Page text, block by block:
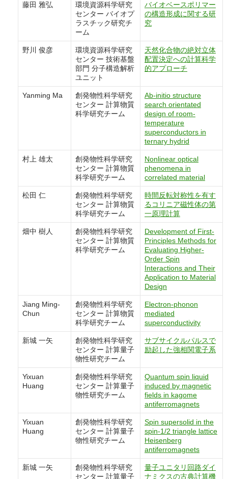
藤田 雅弘
環境資源科学研究
センター バイオプ
ラスチック研究チ
ーム
バイオベースポリマー
の構造形成に関する研
究
野川 俊彦
環境資源科学研究
センター 技術基盤
部門 分子構造解析
ユニット
天然化合物の絶対立体
配置決定への計算科学
的アプローチ
Yanming Ma
創発物性科学研究
センター 計算物質
科学研究チーム
Ab-initio structure
search orientated
design of room-
temperature
superconductors in
ternary hydrid
村上 雄太
創発物性科学研究
センター 計算物質
科学研究チーム
Nonlinear optical
phenomena in
correlated material
松田 仁
創発物性科学研究
センター 計算物質
科学研究チーム
時間反転対称性を有す
るコリニア磁性体の第
一原理計算
畑中 樹人
創発物性科学研究
センター 計算物質
科学研究チーム
Development of First-
Principles Methods for
Evaluating Higher-
Order Spin
Interactions and Their
Application to Material
Design
Jiang Ming-
Chun
創発物性科学研究
センター 計算物質
科学研究チーム
Electron-phonon
mediated
superconductivity
新城 一矢
創発物性科学研究
センター 計算量子
物性研究チーム
サブサイクルパルスで
励起した強相関電子系
Yixuan
Huang
創発物性科学研究
センター 計算量子
物性研究チーム
Quantum spin liquid
induced by magnetic
fields in kagome
antiferromagnets
Yixuan
Huang
創発物性科学研究
センター 計算量子
物性研究チーム
Spin supersolid in the
spin-1/2 triangle lattice
Heisenberg
antiferromagnets
新城 一矢
創発物性科学研究
センター 計算量子
量子ユニタリ回路ダイ
ナミクスの古典計算機